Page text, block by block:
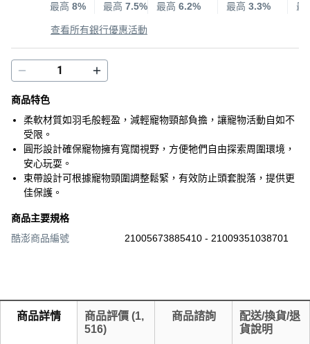
最高 8% 最高 7.5% 最高 6.2% 最高 3.3% 最
查看所有銀行優惠活動
商品特色
柔軟材質如羽毛般輕盈，減輕寵物頸部負擔，讓寵物活動自如不
受限。
圓形設計確保寵物擁有寬闊視野，方便牠們自由探索周圍環境，
安心玩耍。
束帶設計可根據寵物頸圍調整鬆緊，有效防止頭套脫落，提供更
佳保護。
商品主要規格
酷澎商品編號
21005673885410 - 21009351038701
商品詳情 商品評價 (1,
516)
商品諮詢
配送/換貨/退
貨說明